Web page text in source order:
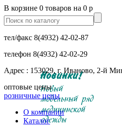
В корзине 0 товаров на 0 р
тел/факс 8(4932) 42-02-87
телефон 8(4932) 42-02-29
Адрес : 153029, г. Иваново, 2-й
оптовые цены
розничные цены
О компании
Каталог